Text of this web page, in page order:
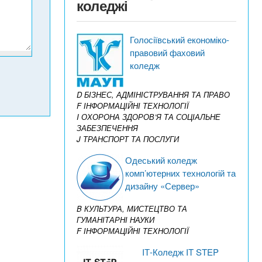
коледжі
Голосіївський економіко-
правовий фаховий
коледж
D БІЗНЕС, АДМІНІСТРУВАННЯ ТА ПРАВО
F ІНФОРМАЦІЙНІ ТЕХНОЛОГІЇ
I ОХОРОНА ЗДОРОВ’Я ТА СОЦІАЛЬНЕ
ЗАБЕЗПЕЧЕННЯ
J ТРАНСПОРТ ТА ПОСЛУГИ
Одеський коледж
комп’ютерних технологій та
дизайну «Сервер»
B КУЛЬТУРА, МИСТЕЦТВО ТА
ГУМАНІТАРНІ НАУКИ
F ІНФОРМАЦІЙНІ ТЕХНОЛОГІЇ
IТ-Коледж IT STEP